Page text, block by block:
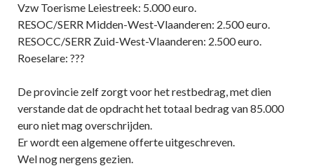
Vzw Toerisme Leiestreek: 5.000 euro.
RESOC/SERR Midden-West-Vlaanderen: 2.500 euro.
RESOCC/SERR Zuid-West-Vlaanderen: 2.500 euro.
Roeselare: ???
De provincie zelf zorgt voor het restbedrag, met dien
verstande dat de opdracht het totaal bedrag van 85.000
euro niet mag overschrijden.
Er wordt een algemene offerte uitgeschreven.
Wel nog nergens gezien.